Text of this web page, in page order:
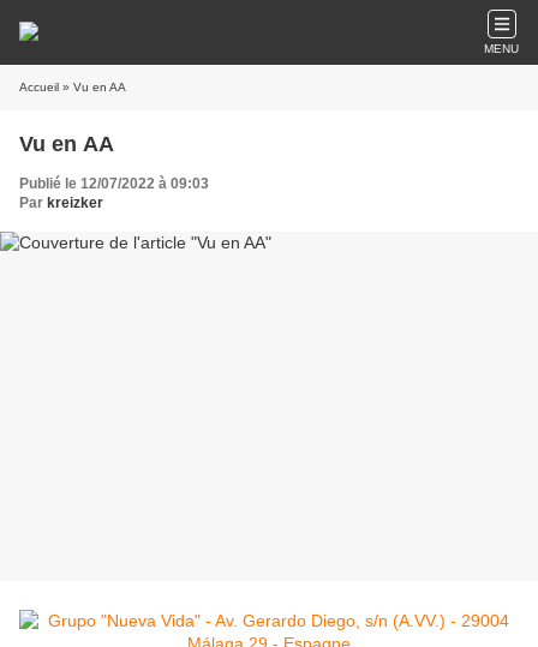
MENU
Accueil » Vu en AA
Vu en AA
Publié le 12/07/2022 à 09:03
Par kreizker